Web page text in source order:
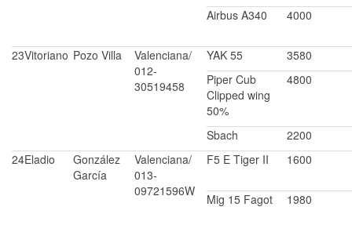
Airbus A340 4000
23Vitoriano Pozo Villa
Valenciana/
012-
30519458
YAK 55
3580
Piper Cub
Clipped wing
50%
4800
Sbach
2200
24Eladio
González
García
Valenciana/
013-
09721596W
F5 E Tiger II 1600
Mig 15 Fagot 1980